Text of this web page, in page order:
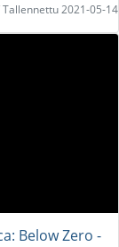
Tallennettu 2021-05-14
Below Zero -